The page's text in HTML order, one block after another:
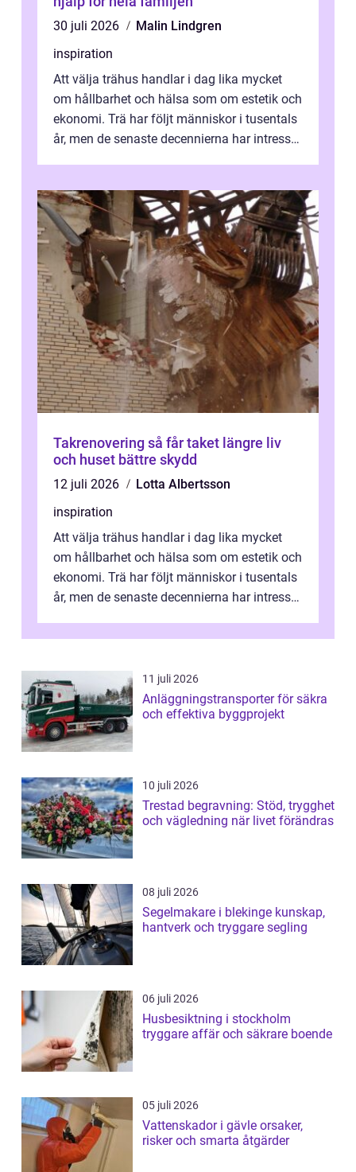
30 juli 2026
Malin Lindgren
inspiration
Att välja trähus handlar i dag lika mycket
om hållbarhet och hälsa som om estetik och
ekonomi. Trä har följt människor i tusentals
år, men de senaste decennierna har intresset
Takrenovering så får taket längre liv
och huset bättre skydd
12 juli 2026
Lotta Albertsson
inspiration
Att välja trähus handlar i dag lika mycket
om hållbarhet och hälsa som om estetik och
ekonomi. Trä har följt människor i tusentals
år, men de senaste decennierna har intresset
11 juli 2026
Anläggningstransporter för säkra
och effektiva byggprojekt
10 juli 2026
Trestad begravning: Stöd, trygghet
och vägledning när livet förändras
08 juli 2026
Segelmakare i blekinge kunskap,
hantverk och tryggare segling
06 juli 2026
Husbesiktning i stockholm
tryggare affär och säkrare boende
05 juli 2026
Vattenskador i gävle orsaker,
risker och smarta åtgärder